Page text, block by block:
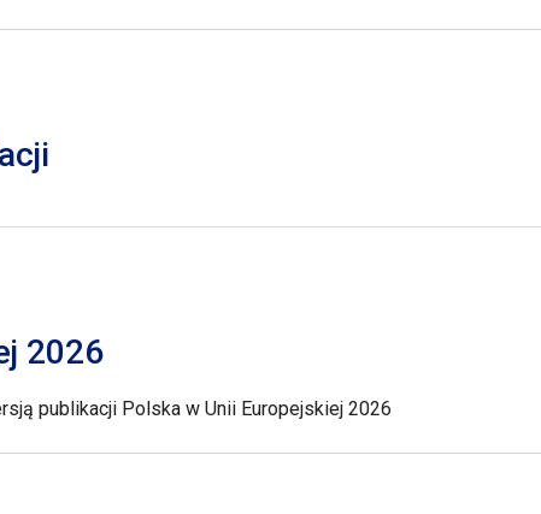
2026
publikacji Polska w Unii Europejskiej 2026